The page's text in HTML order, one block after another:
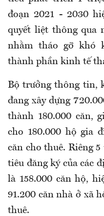
đoạn 2021 - 2030
quyết liệt thông qua
nhằm tháo gỡ khó
thành phần kinh tế
Bộ trưởng thông tin,
đang xây dựng
thành 180.000 căn,
cho 180.000 hộ gia
căn cho thuê. Riêng
tiêu đăng ký của các
là 158.000 căn hộ,
91.200 căn nhà ở xã
thuê.